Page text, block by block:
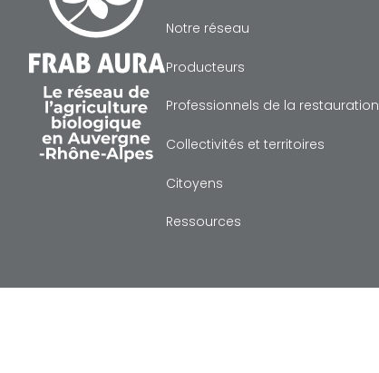
Notre réseau
Producteurs
Professionnels de la restauration
Collectivités et territoires
Citoyens
Ressources